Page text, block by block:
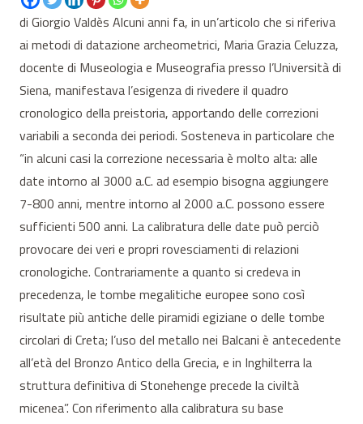
di Giorgio Valdès Alcuni anni fa, in un’articolo che si riferiva
ai metodi di datazione archeometrici, Maria Grazia Celuzza,
docente di Museologia e Museografia presso l’Università di
Siena, manifestava l’esigenza di rivedere il quadro
cronologico della preistoria, apportando delle correzioni
variabili a seconda dei periodi. Sosteneva in particolare che
“in alcuni casi la correzione necessaria è molto alta: alle
date intorno al 3000 a.C. ad esempio bisogna aggiungere
7-800 anni, mentre intorno al 2000 a.C. possono essere
sufficienti 500 anni. La calibratura delle date può perciò
provocare dei veri e propri rovesciamenti di relazioni
cronologiche. Contrariamente a quanto si credeva in
precedenza, le tombe megalitiche europee sono così
risultate più antiche delle piramidi egiziane o delle tombe
circolari di Creta; l’uso del metallo nei Balcani è antecedente
all’età del Bronzo Antico della Grecia, e in Inghilterra la
struttura definitiva di Stonehenge precede la civiltà
micenea”. Con riferimento alla calibratura su base